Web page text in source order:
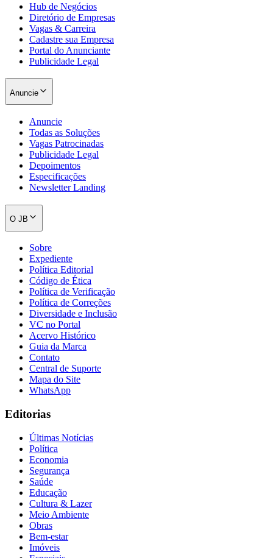
Hub de Negócios
Diretório de Empresas
Vagas & Carreira
Cadastre sua Empresa
Portal do Anunciante
Publicidade Legal
Anuncie
Anuncie
Todas as Soluções
Vagas Patrocinadas
Publicidade Legal
Depoimentos
Especificações
Newsletter Landing
O JB
Sobre
Expediente
Política Editorial
Código de Ética
Política de Verificação
Política de Correções
Diversidade e Inclusão
VC no Portal
Acervo Histórico
Guia da Marca
Contato
Central de Suporte
Mapa do Site
WhatsApp
Editorias
Últimas Notícias
Política
Economia
Segurança
Saúde
Educação
Cultura & Lazer
Meio Ambiente
Obras
Bem-estar
Imóveis